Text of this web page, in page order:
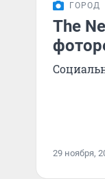
ГОРОД
The
29 ноября,